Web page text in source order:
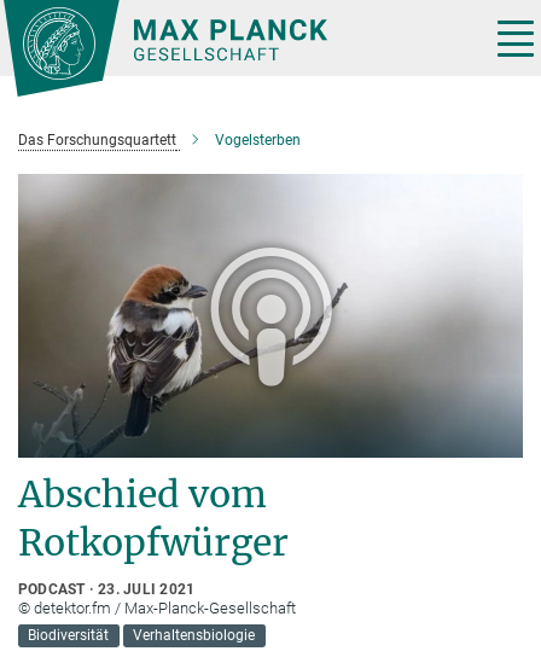
Hauptinhalt
Das Forschungsquartett Vogelsterben
Abschied vom
Rotkopfwürger
PODCAST 23. JULI 2021
© detektor.fm / Max-Planck-Gesellschaft
Biodiversität Verhaltensbiologie